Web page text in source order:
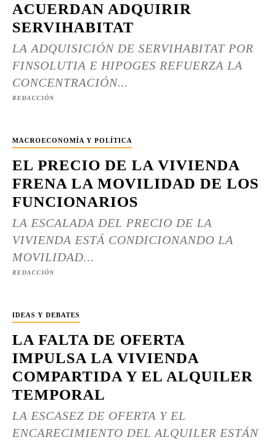
ACUERDAN ADQUIRIR
SERVIHABITAT
LA ADQUISICIÓN DE SERVIHABITAT POR
FINSOLUTIA E HIPOGES REFUERZA LA
CONCENTRACIÓN...
REDACCIÓN
MACROECONOMÍA Y POLÍTICA
EL PRECIO DE LA VIVIENDA
FRENA LA MOVILIDAD DE LOS
FUNCIONARIOS
LA ESCALADA DEL PRECIO DE LA
VIVIENDA ESTÁ CONDICIONANDO LA
MOVILIDAD...
REDACCIÓN
IDEAS Y DEBATES
LA FALTA DE OFERTA
IMPULSA LA VIVIENDA
COMPARTIDA Y EL ALQUILER
TEMPORAL
LA ESCASEZ DE OFERTA Y EL
ENCARECIMIENTO DEL ALQUILER ESTÁN